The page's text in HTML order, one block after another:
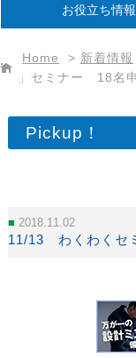
お役立ち情報
Home > 新着情報
」セミナー 18名
Pickup！
2018.11.02
11/13 わくわくセ